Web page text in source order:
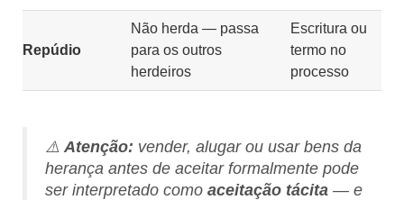
Repúdio
Não herda — passa
para os outros
herdeiros
Escritura ou
termo no
processo
⚠️ Atenção: vender, alugar ou usar bens da
herança antes de aceitar formalmente pode
ser interpretado como aceitação tácita — e